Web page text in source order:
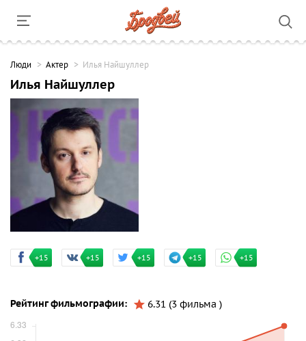
Люди Актер Илья Найшуллер
Илья Найшуллер
+15 +15 +15 +15 +15
Рейтинг фильмографии: 6.31 (3 фильма )